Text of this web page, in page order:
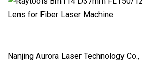
Nanjing Aurora Laser Technology